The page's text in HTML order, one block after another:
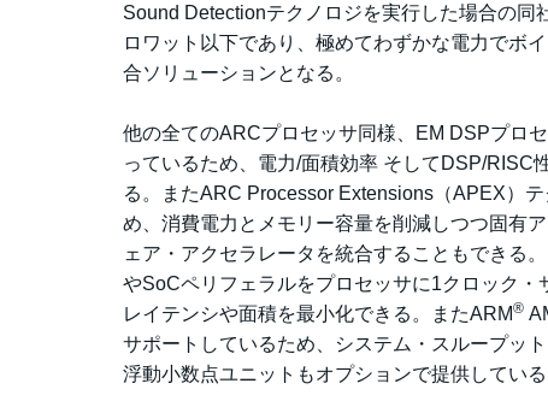
Sound Detectionテクノロジを実行した場合の同
ロワット以下であり、極めてわずかな電力でボ
合ソリューションとなる。
他の全てのARCプロセッサ同様、EM DSPプロ
っているため、電力/面積効率 そしてDSP/RISC
る。またARC Processor Extensions（APEX）
め、消費電力とメモリー容量を削減しつつ固有
ェア・アクセラレータを統合することもできる
やSoCペリフェラルをプロセッサに1クロック・
レイテンシや面積を最小化できる。またARM®
サポートしているため、システム・スループッ
浮動小数点ユニットもオプションで提供している